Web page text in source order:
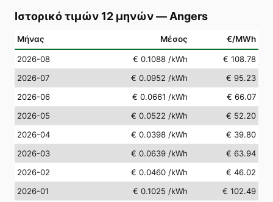
Ιστορικό τιμών 12 μηνών— Angers
Μήνας Μέσος €/MWh
2026-08 € 0.1088 /kWh
€ 108.78
2026-07
€ 0.0952 /kWh
€ 95.23
2026-06
€ 0.0661 /kWh
€ 66.07
2026-05
€ 0.0522 /kWh
€ 52.20
2026-04
€ 0.0398 /kWh
€ 39.80
2026-03
€ 0.0639 /kWh
€ 63.94
2026-02
€ 0.0460 /kWh
€ 46.02
2026-01
€ 0.1025 /kWh
€ 102.49